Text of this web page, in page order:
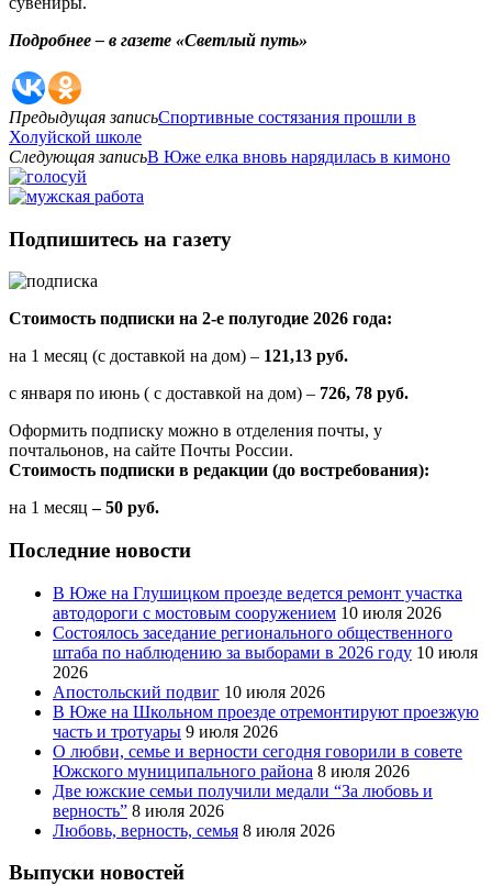
Подробнее – в газете «Светлый путь»
Предыдущая записьСпортивные состязания прошли в
Холуйской школе
Следующая записьВ Юже елка вновь нарядилась в кимоно
Подпишитесь на газету
Стоимость подписки на 2-е полугодие 2026 года:
на 1 месяц (с доставкой на дом) – 121,13 руб.
с января по июнь ( с доставкой на дом) – 726, 78 руб.
Оформить подписку можно в отделения почты, у
почтальонов, на сайте Почты России.
Стоимость подписки в редакции (до востребования):
на 1 месяц – 50 руб.
Последние новости
В Юже на Глушицком проезде ведется ремонт участка
автодороги с мостовым сооружением 10 июля 2026
Состоялось заседание регионального общественного
штаба по наблюдению за выборами в 2026 году 10 июля
2026
Апостольский подвиг 10 июля 2026
В Юже на Школьном проезде отремонтируют проезжую
часть и тротуары 9 июля 2026
О любви, семье и верности сегодня говорили в совете
Южского муниципального района 8 июля 2026
Две южские семьи получили медали “За любовь и
верность” 8 июля 2026
Любовь, верность, семья 8 июля 2026
Выпуски новостей